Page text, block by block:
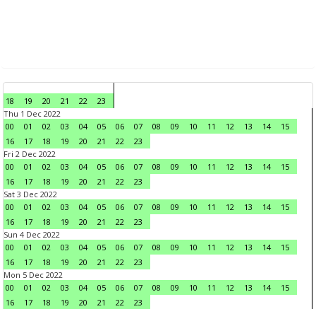
18 19 20 21 22
23
Thu 1 Dec 2022
00
01 02 03 04 05 06 07 08 09 10 11 12 13 14
15
16
17 18 19 20 21 22
23
Fri 2 Dec 2022
00
01 02 03 04 05 06 07 08 09 10 11 12 13 14
15
16
17 18 19 20 21 22
23
Sat 3 Dec 2022
00
01 02 03 04 05 06 07 08 09 10 11 12 13 14
15
16
17 18 19 20 21 22
23
Sun 4 Dec 2022
00
01 02 03 04 05 06 07 08 09 10 11 12 13 14
15
16
17 18 19 20 21 22
23
Mon 5 Dec 2022
00
01 02 03 04 05 06 07 08 09 10 11 12 13 14
15
16
17 18 19 20 21 22
23